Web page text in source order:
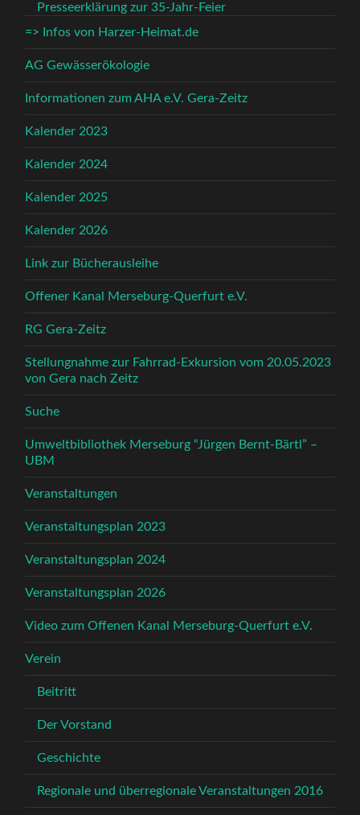
Presseerklärung zur 35-Jahr-Feier
=> Infos von Harzer-Heimat.de
AG Gewässerökologie
Informationen zum AHA e.V. Gera-Zeitz
Kalender 2023
Kalender 2024
Kalender 2025
Kalender 2026
Link zur Bücherausleihe
Offener Kanal Merseburg-Querfurt e.V.
RG Gera-Zeitz
Stellungnahme zur Fahrrad-Exkursion vom 20.05.2023
von Gera nach Zeitz
Suche
Umweltbibliothek Merseburg “Jürgen Bernt-Bärtl” –
UBM
Veranstaltungen
Veranstaltungsplan 2023
Veranstaltungsplan 2024
Veranstaltungsplan 2026
Video zum Offenen Kanal Merseburg-Querfurt e.V.
Verein
Beitritt
Der Vorstand
Geschichte
Regionale und überregionale Veranstaltungen 2016